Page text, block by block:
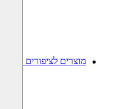
מוצרים לציפורים